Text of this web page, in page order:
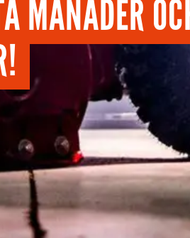
MÅNADER